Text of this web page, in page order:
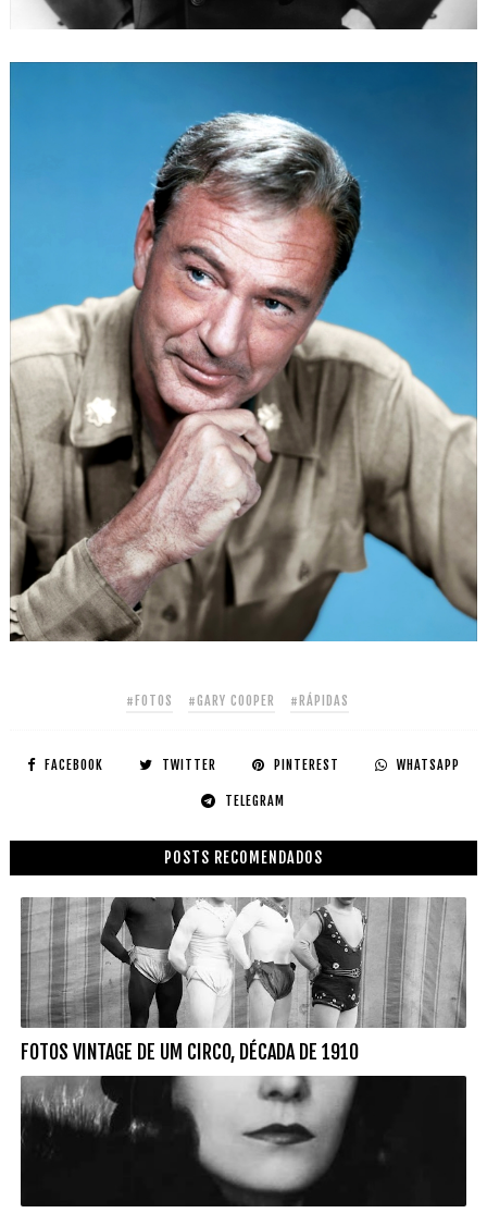
#FOTOS #GARY COOPER #RÁPIDAS
FACEBOOK TWITTER PINTEREST WHATSAPP
TELEGRAM
POSTS RECOMENDADOS
FOTOS VINTAGE DE UM CIRCO, DÉCADA DE 1910